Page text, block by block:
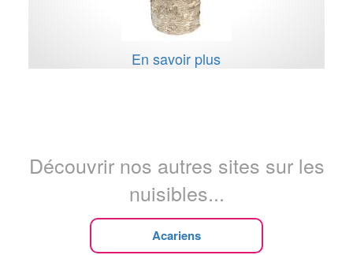
En savoir plus
Découvrir nos autres sites sur les
nuisibles...
Acariens